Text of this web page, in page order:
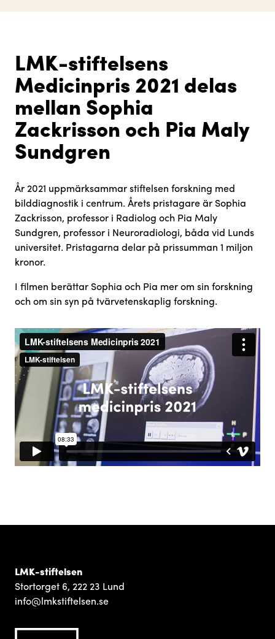
LMK-stiftelsens
Medicinpris 2021 delas
mellan Sophia
Zackrisson och Pia Maly
Sundgren
År 2021 uppmärksammar stiftelsen forskning med
bilddiagnostik i centrum. Årets pristagare är Sophia
Zackrisson, professor i Radiolog och Pia Maly
Sundgren, professor i Neuroradiologi, båda vid Lunds
universitet. Pristagarna delar på prissumman 1 miljon
kronor.
I filmen berättar Sophia och Pia mer om sin forskning
och om sin syn på tvärvetenskaplig forskning.
LMK-stiftelsen
Stortorget 6, 222 23 Lund
info@lmkstiftelsen.se